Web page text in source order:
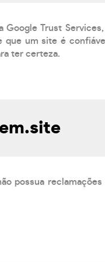
Google Trust
que um site é
ter certeza.
possua